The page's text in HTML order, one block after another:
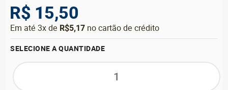
R$ 15,50
Em até 3x de R$5,17 no cartão de crédito
SELECIONE A QUANTIDADE